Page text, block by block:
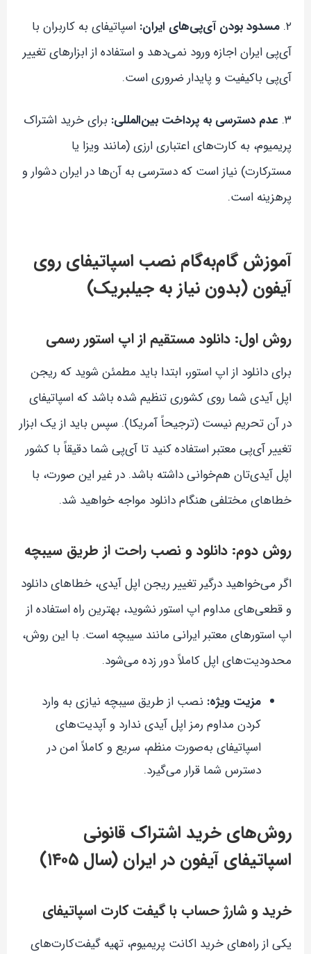
۲. مسدود بودن آی‌پی‌های ایران: اسپاتیفای به کاربران با
آی‌پی ایران اجازه ورود نمی‌دهد و استفاده از ابزارهای تغییر
آی‌پی باکیفیت و پایدار ضروری است.
۳. عدم دسترسی به پرداخت بین‌المللی: برای خرید اشتراک
پریمیوم، به کارت‌های اعتباری ارزی (مانند ویزا یا
مسترکارت) نیاز است که دسترسی به آن‌ها در ایران دشوار و
پرهزینه است.
آموزش گام‌به‌گام نصب اسپاتیفای روی
آیفون (بدون نیاز به جیلبریک)
روش اول: دانلود مستقیم از اپ استور رسمی
برای دانلود از اپ استور، ابتدا باید مطمئن شوید که ریجن
اپل آیدی شما روی کشوری تنظیم شده باشد که اسپاتیفای
در آن تحریم نیست (ترجیحاً آمریکا). سپس باید از یک ابزار
تغییر آی‌پی معتبر استفاده کنید تا آی‌پی شما دقیقاً با کشور
اپل آیدی‌تان هم‌خوانی داشته باشد. در غیر این صورت، با
خطاهای مختلفی هنگام دانلود مواجه خواهید شد.
روش دوم: دانلود و نصب راحت از طریق سیبچه
اگر می‌خواهید درگیر تغییر ریجن اپل آیدی، خطاهای دانلود
و قطعی‌های مداوم اپ استور نشوید، بهترین راه استفاده از
اپ استورهای معتبر ایرانی مانند سیبچه است. با این روش،
محدودیت‌های اپل کاملاً دور زده می‌شود.
مزیت ویژه: نصب از طریق سیبچه نیازی به وارد
کردن مداوم رمز اپل آیدی ندارد و آپدیت‌های
اسپاتیفای به‌صورت منظم، سریع و کاملاً امن در
دسترس شما قرار می‌گیرد.
روش‌های خرید اشتراک قانونی
اسپاتیفای آیفون در ایران (سال ۱۴۰۵)
خرید و شارژ حساب با گیفت کارت اسپاتیفای
یکی از راه‌های خرید اکانت پریمیوم، تهیه گیفت‌کارت‌های